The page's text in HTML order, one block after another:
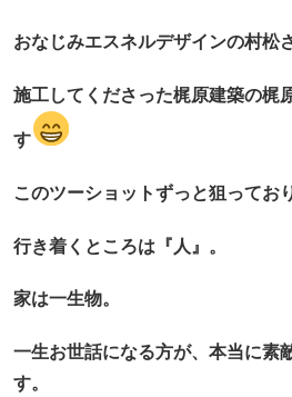
おなじみエスネルデザインの村松
施工してくださった梶原建築の梶
す
このツーショットずっと狙ってお
行き着くところは『人』。
家は一生物。
一生お世話になる方が、本当に素
す。